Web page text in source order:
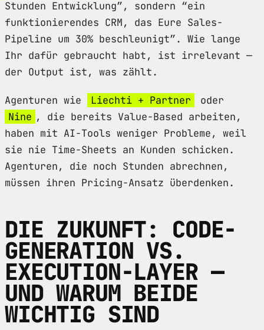
Stunden Entwicklung”, sondern “ein
funktionierendes CRM, das Eure Sales-
Pipeline um 30% beschleunigt”. Wie lange
Ihr dafür gebraucht habt, ist irrelevant —
der Output ist, was zählt.
Agenturen wie Liechti + Partner
oder
Nine , die bereits Value-Based arbeiten,
haben mit AI-Tools weniger Probleme, weil
sie nie Time-Sheets an Kunden schicken.
Agenturen, die noch Stunden abrechnen,
müssen ihren Pricing-Ansatz überdenken.
DIE ZUKUNFT: CODE-
GENERATION VS.
EXECUTION-LAYER —
UND WARUM BEIDE
WICHTIG SIND